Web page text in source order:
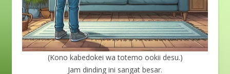
(Kono kabedokei wa totemo ookii desu.)
Jam dinding ini sangat besar.